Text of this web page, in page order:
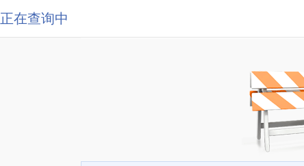
正在查询中